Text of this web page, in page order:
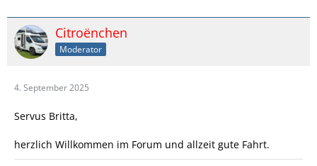
Citroënchen
Moderator
4. September 2025
Servus Britta,
herzlich Willkommen im Forum und allzeit gute Fahrt.